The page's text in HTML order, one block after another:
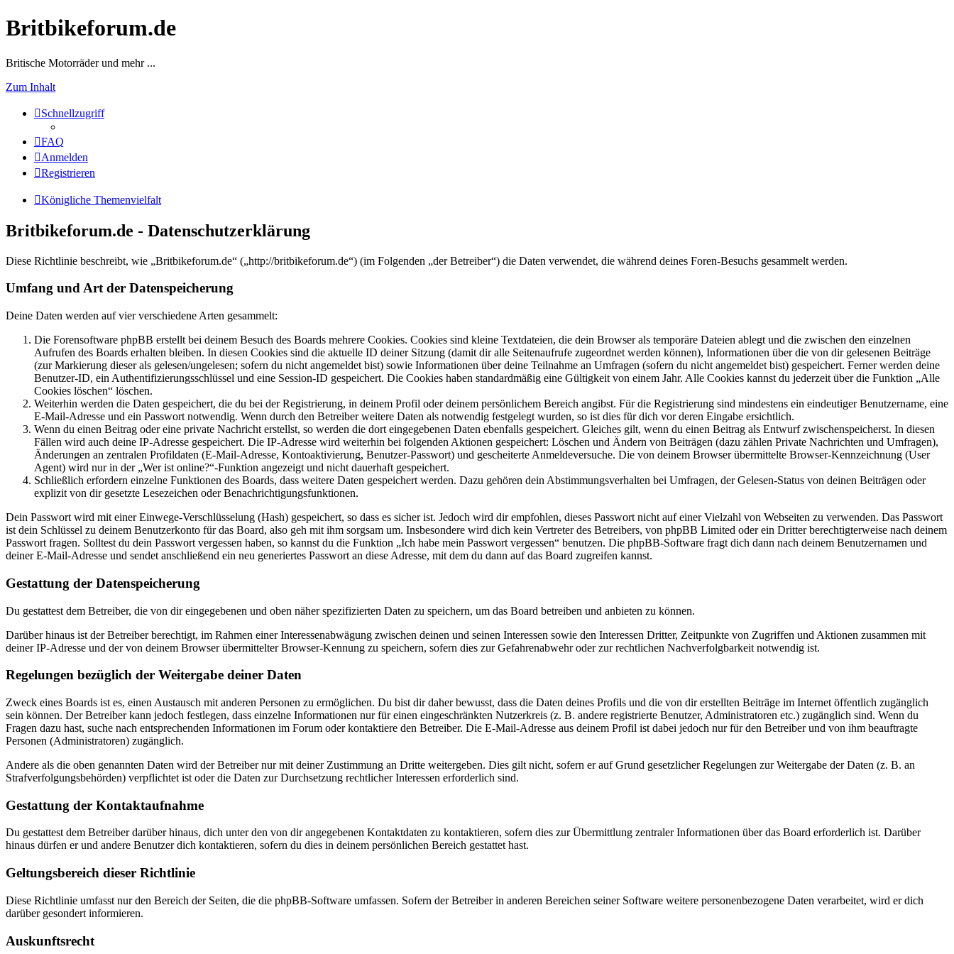
Britbikeforum.de
Britische Motorräder und mehr ...
Zum Inhalt
Schnellzugriff
FAQ
Anmelden
Registrieren
Königliche Themenvielfalt
Britbikeforum.de - Datenschutzerklärung
Diese Richtlinie beschreibt, wie „Britbikeforum.de“ („http://britbikeforum.de“) (im Folgenden „der Betreiber“) die Daten verwendet, die während deines Foren-Besuchs gesammelt werden.
Umfang und Art der Datenspeicherung
Deine Daten werden auf vier verschiedene Arten gesammelt:
Die Forensoftware phpBB erstellt bei deinem Besuch des Boards mehrere Cookies. Cookies sind kleine Textdateien, die dein Browser als temporäre Dateien ablegt und die zwischen den einzelnen
Aufrufen des Boards erhalten bleiben. In diesen Cookies sind die aktuelle ID deiner Sitzung (damit dir alle Seitenaufrufe zugeordnet werden können), Informationen über die von dir gelesenen Beiträge
(zur Markierung dieser als gelesen/ungelesen; sofern du nicht angemeldet bist) sowie Informationen über deine Teilnahme an Umfragen (sofern du nicht angemeldet bist) gespeichert. Ferner werden deine
Benutzer-ID, ein Authentifizierungsschlüssel und eine Session-ID gespeichert. Die Cookies haben standardmäßig eine Gültigkeit von einem Jahr. Alle Cookies kannst du jederzeit über die Funktion „Alle
Cookies löschen“ löschen.
Weiterhin werden die Daten gespeichert, die du bei der Registrierung, in deinem Profil oder deinem persönlichem Bereich angibst. Für die Registrierung sind mindestens ein eindeutiger Benutzername, eine
E-Mail-Adresse und ein Passwort notwendig. Wenn durch den Betreiber weitere Daten als notwendig festgelegt wurden, so ist dies für dich vor deren Eingabe ersichtlich.
Wenn du einen Beitrag oder eine private Nachricht erstellst, so werden die dort eingegebenen Daten ebenfalls gespeichert. Gleiches gilt, wenn du einen Beitrag als Entwurf zwischenspeicherst. In diesen
Fällen wird auch deine IP-Adresse gespeichert. Die IP-Adresse wird weiterhin bei folgenden Aktionen gespeichert: Löschen und Ändern von Beiträgen (dazu zählen Private Nachrichten und Umfragen),
Änderungen an zentralen Profildaten (E-Mail-Adresse, Kontoaktivierung, Benutzer-Passwort) und gescheiterte Anmeldeversuche. Die von deinem Browser übermittelte Browser-Kennzeichnung (User
Agent) wird nur in der „Wer ist online?“-Funktion angezeigt und nicht dauerhaft gespeichert.
Schließlich erfordern einzelne Funktionen des Boards, dass weitere Daten gespeichert werden. Dazu gehören dein Abstimmungsverhalten bei Umfragen, der Gelesen-Status von deinen Beiträgen oder
explizit von dir gesetzte Lesezeichen oder Benachrichtigungsfunktionen.
Dein Passwort wird mit einer Einwege-Verschlüsselung (Hash) gespeichert, so dass es sicher ist. Jedoch wird dir empfohlen, dieses Passwort nicht auf einer Vielzahl von Webseiten zu verwenden. Das Passwort
ist dein Schlüssel zu deinem Benutzerkonto für das Board, also geh mit ihm sorgsam um. Insbesondere wird dich kein Vertreter des Betreibers, von phpBB Limited oder ein Dritter berechtigterweise nach deinem
Passwort fragen. Solltest du dein Passwort vergessen haben, so kannst du die Funktion „Ich habe mein Passwort vergessen“ benutzen. Die phpBB-Software fragt dich dann nach deinem Benutzernamen und
deiner E-Mail-Adresse und sendet anschließend ein neu generiertes Passwort an diese Adresse, mit dem du dann auf das Board zugreifen kannst.
Gestattung der Datenspeicherung
Du gestattest dem Betreiber, die von dir eingegebenen und oben näher spezifizierten Daten zu speichern, um das Board betreiben und anbieten zu können.
Darüber hinaus ist der Betreiber berechtigt, im Rahmen einer Interessenabwägung zwischen deinen und seinen Interessen sowie den Interessen Dritter, Zeitpunkte von Zugriffen und Aktionen zusammen mit
deiner IP-Adresse und der von deinem Browser übermittelter Browser-Kennung zu speichern, sofern dies zur Gefahrenabwehr oder zur rechtlichen Nachverfolgbarkeit notwendig ist.
Regelungen bezüglich der Weitergabe deiner Daten
Zweck eines Boards ist es, einen Austausch mit anderen Personen zu ermöglichen. Du bist dir daher bewusst, dass die Daten deines Profils und die von dir erstellten Beiträge im Internet öffentlich zugänglich
sein können. Der Betreiber kann jedoch festlegen, dass einzelne Informationen nur für einen eingeschränkten Nutzerkreis (z. B. andere registrierte Benutzer, Administratoren etc.) zugänglich sind. Wenn du
Fragen dazu hast, suche nach entsprechenden Informationen im Forum oder kontaktiere den Betreiber. Die E-Mail-Adresse aus deinem Profil ist dabei jedoch nur für den Betreiber und von ihm beauftragte
Personen (Administratoren) zugänglich.
Andere als die oben genannten Daten wird der Betreiber nur mit deiner Zustimmung an Dritte weitergeben. Dies gilt nicht, sofern er auf Grund gesetzlicher Regelungen zur Weitergabe der Daten (z. B. an
Strafverfolgungsbehörden) verpflichtet ist oder die Daten zur Durchsetzung rechtlicher Interessen erforderlich sind.
Gestattung der Kontaktaufnahme
Du gestattest dem Betreiber darüber hinaus, dich unter den von dir angegebenen Kontaktdaten zu kontaktieren, sofern dies zur Übermittlung zentraler Informationen über das Board erforderlich ist. Darüber
hinaus dürfen er und andere Benutzer dich kontaktieren, sofern du dies in deinem persönlichen Bereich gestattet hast.
Geltungsbereich dieser Richtlinie
Diese Richtlinie umfasst nur den Bereich der Seiten, die die phpBB-Software umfassen. Sofern der Betreiber in anderen Bereichen seiner Software weitere personenbezogene Daten verarbeitet, wird er dich
darüber gesondert informieren.
Auskunftsrecht